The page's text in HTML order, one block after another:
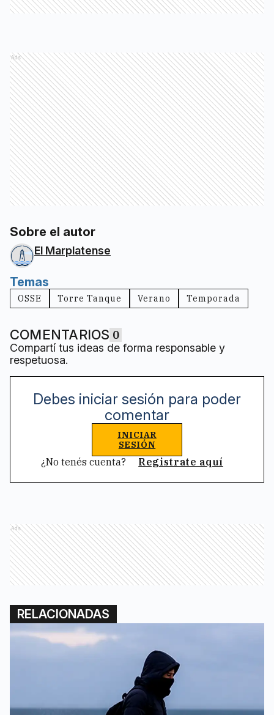
Ads
Sobre el autor
El Marplatense
Temas
OSSE Torre Tanque Verano Temporada
COMENTARIOS 0
Compartí tus ideas de forma responsable y
respetuosa.
Debes iniciar sesión para poder
comentar
INICIAR
SESIÓN
¿No tenés cuenta? Registrate aquí
Ads
RELACIONADAS